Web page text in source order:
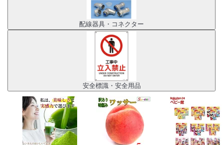
配線器具・コネクター
安全標識・安全用品